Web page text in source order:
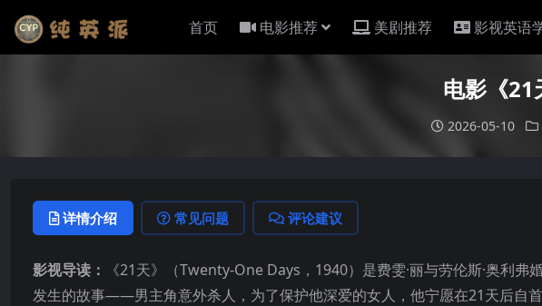
首页 电影推荐 美剧推荐 影视英语
电影《21
2026-05-10
详情介绍 常见问题 评论建议
影视导读：
《21天》（Twenty-One Days，1940）是费雯·丽与劳伦斯·奥利
发生的故事——男主角意外杀人，为了保护他深爱的女人，他宁愿在21天后自